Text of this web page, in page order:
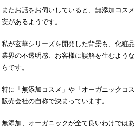
またお話をお伺いしていると、無添加コス
安があるようです。
私が玄華シリーズを開発した背景も、化粧
業界の不透明感、お客様に誤解を生むよう
らです。
特に「無添加コスメ」や「オーガニックコ
販売会社の自称で決まっています。
無添加、オーガニックが全て良いわけではあ